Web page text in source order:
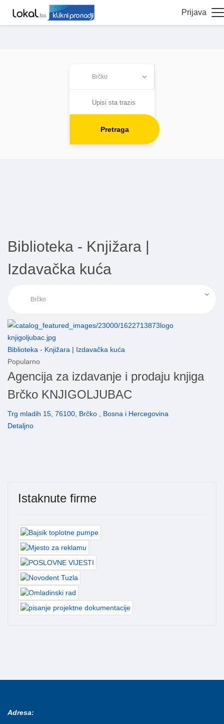
Prijava
Pretraga
Biblioteka - Knjižara |
Izdavačka kuća
Biblioteka - Knjižara | Izdavačka kuća
Popularno
Agencija za izdavanje i prodaju knjiga
Brčko KNJIGOLJUBAC
Trg mladih 15, 76100, Brčko , Bosna i Hercegovina
Detaljno
Istaknute firme
Adresa: